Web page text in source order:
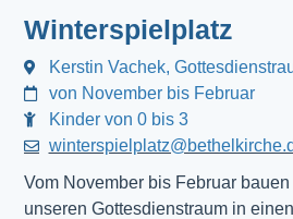
Winterspielplatz
Kerstin Vachek,
von November bis Februar
Kinder von 0 bis 3
Vom November bis Februar
unseren Gottesdienstraum in